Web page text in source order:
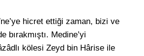
hicret ettiği zaman, bizi ve
bırakmıştı. Medine’yi
kölesi Zeyd bin Hârise ile